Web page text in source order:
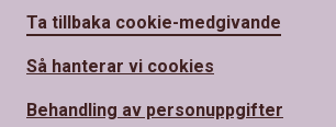
Ta tillbaka cookie-medgivande
Så hanterar vi cookies
Behandling av personuppgifter